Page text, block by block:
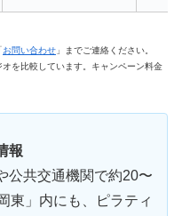
お問い合わせ 」までご連絡ください。
を比較しています。キャンペーン料金
報
公共交通機関で約20〜
東」内にも、ピラティ